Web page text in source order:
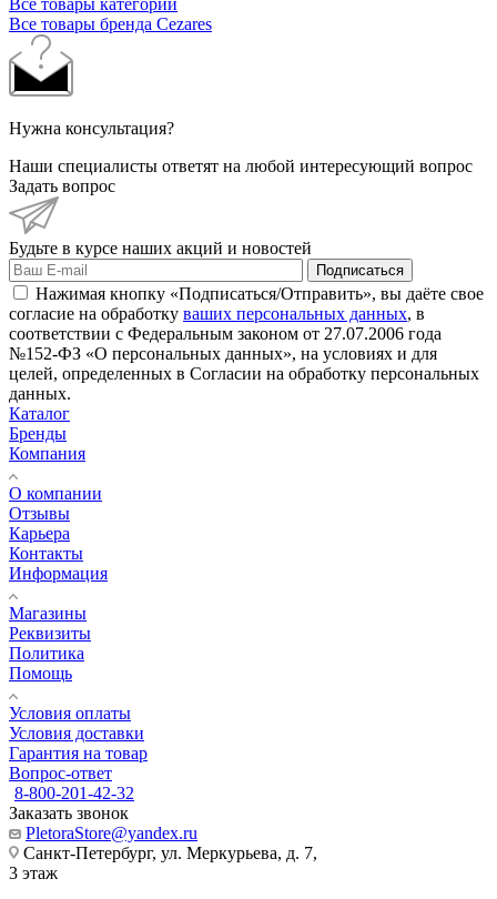
Все товары бренда Cezares
Нужна консультация?
Наши специалисты ответят на любой интересующий вопрос
Задать вопрос
Будьте в курсе наших акций и новостей
Подписаться
Нажимая кнопку «Подписаться/Отправить», вы даёте свое
согласие на обработку ваших персональных данных, в
соответствии с Федеральным законом от 27.07.2006 года
№152-ФЗ «О персональных данных», на условиях и для
целей, определенных в Согласии на обработку персональных
данных.
Каталог
Бренды
Компания
О компании
Отзывы
Карьера
Контакты
Информация
Магазины
Реквизиты
Политика
Помощь
Условия оплаты
Условия доставки
Гарантия на товар
Вопрос-ответ
8-800-201-42-32
Заказать звонок
PletoraStore@yandex.ru
Санкт-Петербург, ул. Меркурьева, д. 7,
3 этаж